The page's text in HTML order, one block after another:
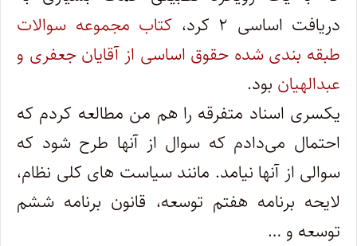
دریافت اساسی ۲ کرد،
کتاب مجموعه سوالات
طبقه بندی شده حقوق اساسی از آقایان جعفری و
عبدالهیان بود.
یکسری اسناد متفرقه را هم من مطالعه کردم که
احتمال می‌دادم که سوال از آنها طرح شود که
سوالی از آنها نیامد. مانند سیاست های کلی نظام،
لایحه برنامه هفتم توسعه، قانون برنامه ششم
توسعه و …